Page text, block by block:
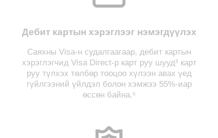
Дебит картын хэрэглээг нэмэгдүүлэх
Саяхны Visa-н судалгаагаар, дебит картын
хэрэглэгчид Visa Direct-р карт руу шууд³ карт
руу түлхэх төлбөр тооцоо хүлээн авах үед
гүйлгээний үйлдэл болон хэмжээ 55%-иар
өссөн байна.⁵